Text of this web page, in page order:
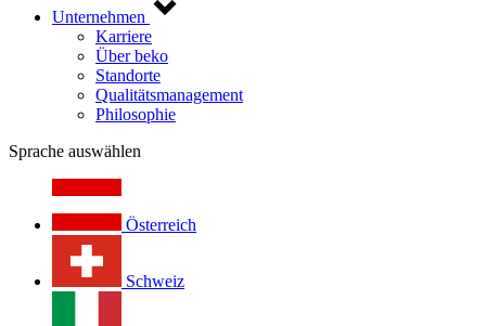
Unternehmen
Karriere
Über beko
Standorte
Qualitätsmanagement
Philosophie
Sprache auswählen
Österreich
Schweiz